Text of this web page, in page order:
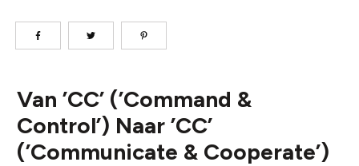
Van ’CC’ (’Command &
Control’) Naar ’CC’
(’Communicate & Cooperate’)